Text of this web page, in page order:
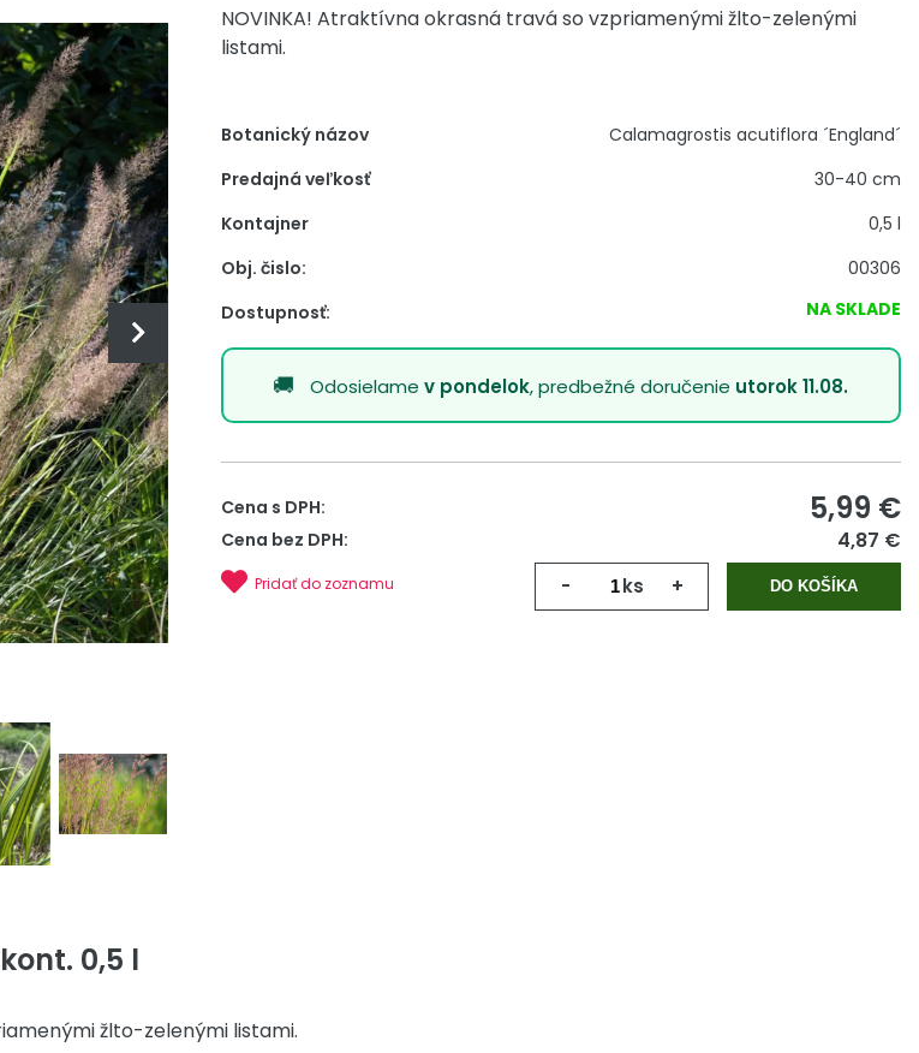
NOVINKA! Atraktívna okrasná travá so vzpriamenými žlto-zelenými
listami.
Botanický názov
Calamagrostis acutiflora ´England´
Predajná veľkosť
30-40 cm
Kontajner
0,5 l
Obj. čislo:
00306
Dostupnosť:
NA SKLADE
Odosielamev pondelok, predbežné doručenie utorok 11.08.
Cena s DPH: 5,99 €
Cena bez DPH: 4,87 €
- ks + DO KOŠÍKA
Pridať do zoznamu
0,5 l
žlto-zelenými listami.